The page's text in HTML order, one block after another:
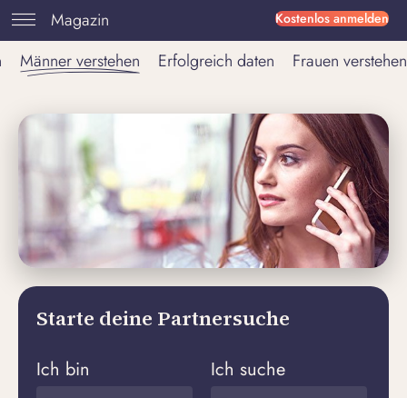
Kostenlos anmelden
Magazin
Männer verstehen Erfolgreich daten Frauen verstehen
Starte deine Partnersuche
Ich bin Ich suche